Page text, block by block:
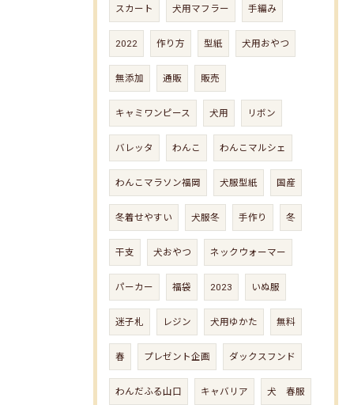
スカート 犬用マフラー 手編み
2022 作り方 型紙 犬用おやつ
無添加 通販 販売
キャミワンピース 犬用 リボン
バレッタ わんこ わんこマルシェ
わんこマラソン福岡 犬服型紙 国産
冬着せやすい 犬服冬 手作り 冬
干支 犬おやつ ネックウォーマー
パーカー 福袋 2023 いぬ服
迷子札 レジン 犬用ゆかた 無料
春 プレゼント企画 ダックスフンド
わんだふる山口 キャバリア 犬 春服